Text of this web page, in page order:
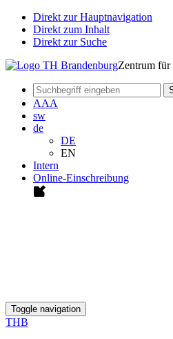
Direkt zur Hauptnavigation
Direkt zum Inhalt
Direkt zur Suche
AAA
sw
de
DE
EN
Intern
Online-Einschreibung
Zentrum für
Toggle navigation
THB